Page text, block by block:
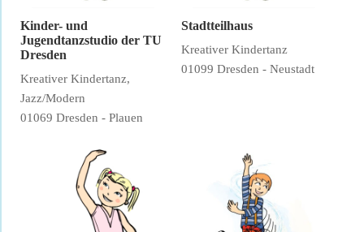
Kinder- und
Jugendtanzstudio der TU
Dresden
Kreativer Kindertanz,
Jazz/Modern
01069 Dresden - Plauen
Stadtteilhaus
Kreativer Kindertanz
01099 Dresden - Neustadt